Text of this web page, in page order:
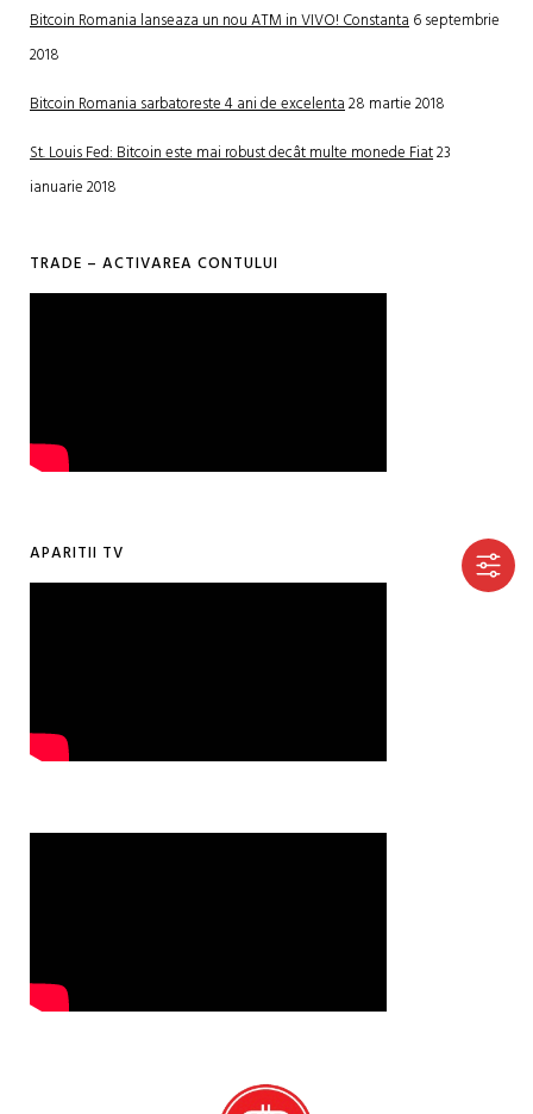
Bitcoin Romania lanseaza un nou ATM in VIVO! Constanta6 septembrie
2018
Bitcoin Romania sarbatoreste 4 ani de excelenta28 martie 2018
St. Louis Fed: Bitcoin este mai robust decât multe monede Fiat23
ianuarie 2018
TRADE – ACTIVAREA CONTULUI
APARITII TV